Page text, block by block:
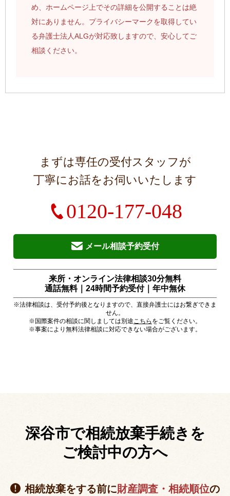
め、ホームページ上でその詳細を公開することは絶
対にありません。プライバシーマークを取得してい
る弁護士法人ALGが対応致しますので、安心してご
相談ください。
まずは専任の受付スタッフが
丁寧にお話をお伺いいたします
0120-177-048
メール相談予約受付
来所・オンライン法律相談30分無料
通話無料｜24時間予約受付｜ 年中無休
※法律相談は、受付予約後となりますので、直接弁護士にはお繋ぎできま
せん。
※国際案件の相談に関しましては別途こちら をご覧ください。
※事案により無料法律相談に対応できない場合がございます。
深谷市で相続放棄手続きを
ご検討中の方へ
相続放棄をする前に財産調査・相続順位の